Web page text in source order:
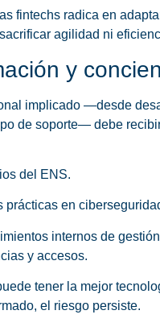
fintechs radica en
agilidad ni
y
implicado —desde
de soporte— debe
del ENS.
prácticas en
internos de
y accesos.
tener la mejor
el riesgo persiste.